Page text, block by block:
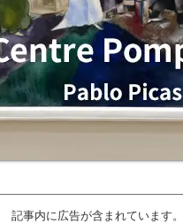
記事内に広告が含まれています。